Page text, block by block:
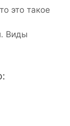
это такое
Виды